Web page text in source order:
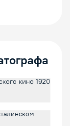
кино 1920